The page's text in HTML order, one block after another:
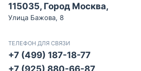
115035, Город Москва,
Улица Бажова, 8
ТЕЛЕФОН ДЛЯ СВЯЗИ
+7 (499) 187-18-77
+7 (925) 880-66-87